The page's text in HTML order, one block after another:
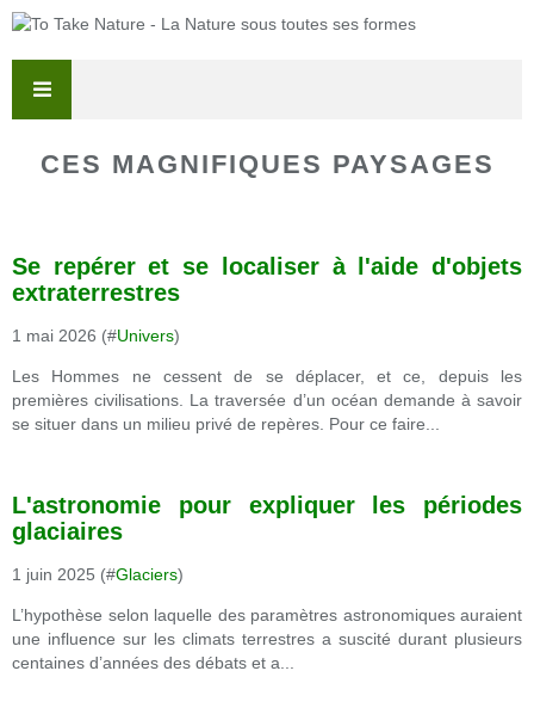
CES MAGNIFIQUES PAYSAGES
Se repérer et se localiser à l'aide d'objets
extraterrestres
1 mai 2026 (#Univers)
Les Hommes ne cessent de se déplacer, et ce, depuis les
premières civilisations. La traversée d’un océan demande à savoir
se situer dans un milieu privé de repères. Pour ce faire...
L'astronomie pour expliquer les périodes
glaciaires
1 juin 2025 (#Glaciers)
L’hypothèse selon laquelle des paramètres astronomiques auraient
une influence sur les climats terrestres a suscité durant plusieurs
centaines d’années des débats et a...